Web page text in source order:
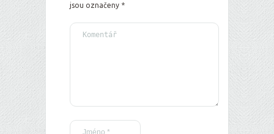
jsou označeny *